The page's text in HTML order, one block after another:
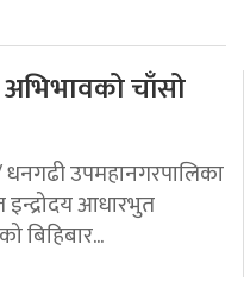
चाँसो
उपमहानगरपालिका
इन्द्रोदय आधारभुत
बिहिबार...